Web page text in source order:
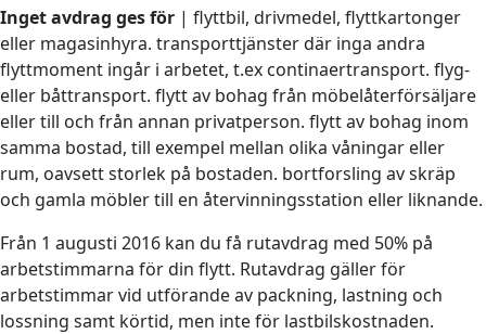
Inget avdrag ges för | flyttbil, drivmedel, flyttkartonger
eller magasinhyra. transporttjänster där inga andra
flyttmoment ingår i arbetet, t.ex continaertransport. flyg-
eller båttransport. flytt av bohag från möbelåterförsäljare
eller till och från annan privatperson. flytt av bohag inom
samma bostad, till exempel mellan olika våningar eller
rum, oavsett storlek på bostaden. bortforsling av skräp
och gamla möbler till en återvinningsstation eller liknande.
Från 1 augusti 2016 kan du få rutavdrag med 50% på
arbetstimmarna för din flytt. Rutavdrag gäller för
arbetstimmar vid utförande av packning, lastning och
lossning samt körtid, men inte för lastbilskostnaden.